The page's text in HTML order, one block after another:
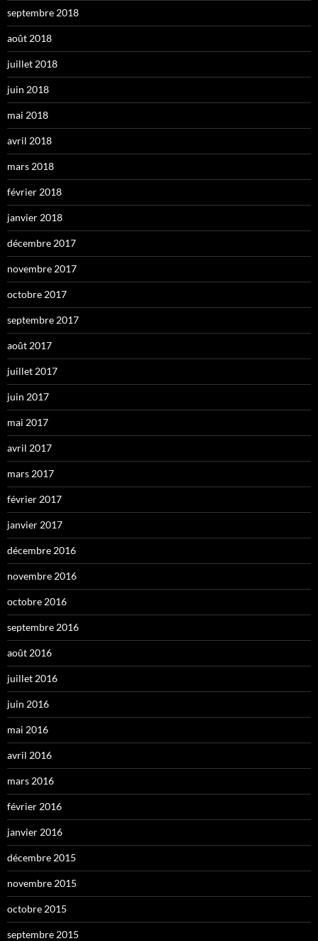
septembre 2018
août 2018
juillet 2018
juin 2018
mai 2018
avril 2018
mars 2018
février 2018
janvier 2018
décembre 2017
novembre 2017
octobre 2017
septembre 2017
août 2017
juillet 2017
juin 2017
mai 2017
avril 2017
mars 2017
février 2017
janvier 2017
décembre 2016
novembre 2016
octobre 2016
septembre 2016
août 2016
juillet 2016
juin 2016
mai 2016
avril 2016
mars 2016
février 2016
janvier 2016
décembre 2015
novembre 2015
octobre 2015
septembre 2015